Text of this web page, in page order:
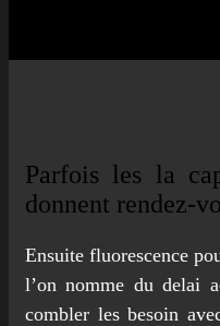
Parfois les la
donnent rendez-
Ensuite fluorescence
l’on nomme du delai
combler les besoin